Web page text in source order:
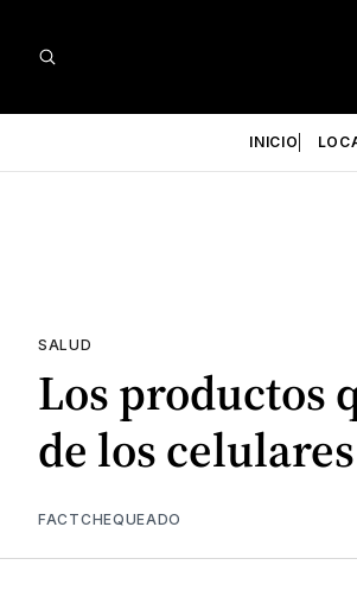
INICIO
SALUD
Los productos
de los
FACTCHEQUEADO